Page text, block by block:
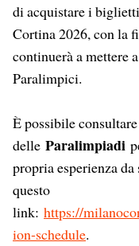
di acquistare i
Cortina 2026, con la
continuerà a mettere
Paralimpici.
È possibile
delle Paralimpiadi
propria esperienza da
questo
link: https://
ion-schedule.